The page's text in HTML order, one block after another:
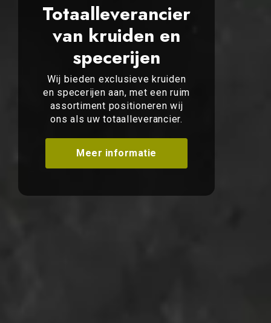
Totaalleverancier
van kruiden en
specerijen
Wij bieden exclusieve kruiden
en specerijen aan, met een ruim
assortiment positioneren wij
ons als uw totaalleverancier.
Meer informatie